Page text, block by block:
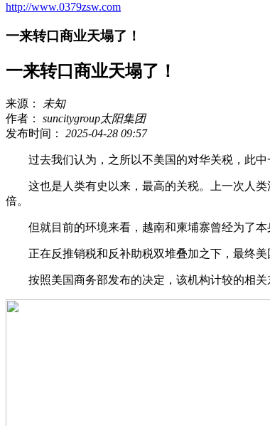
http://www.0379zsw.com
一来转口商业天塌了！
一来转口商业天塌了！
来源：
未知
作者： suncitygroup太阳集团
发布时间： 2025-04-28 09:57
过去我们认为，之所以不美国的对华关税，此中
这也是人类有史以来，最高的关税。上一次人类
倍。
但就目前的环境来看，越南和柬埔寨曾经为了本
正在反推销税和反补助税双堆叠加之下，最终美国
按照美国商务部发布的决定，该机构计较的相关